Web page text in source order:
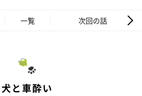
一覧 次回の話
犬と車酔い